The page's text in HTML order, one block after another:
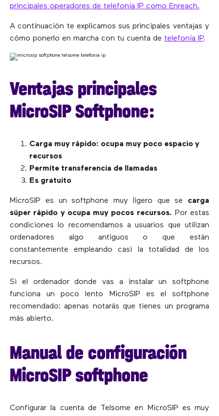
principales operadores de telefonía IP como Enreach.
A continuación te explicamos sus principales ventajas y
cómo ponerlo en marcha con tu cuenta de telefonía IP.
Ventajas principales
MicroSIP Softphone:
Carga muy rápido: ocupa muy poco espacio y
recursos
Permite transferencia de llamadas
Es gratuito
MicroSIP es un softphone muy ligero que se carga
súper rápido y ocupa muy pocos recursos. Por estas
condiciones lo recomendamos a usuarios que utilizan
ordenadores algo antiguos o que están
constantemente empleando casi la totalidad de los
recursos.
Si el ordenador donde vas a instalar un softphone
funciona un poco lento MicroSIP es el softphone
recomendado: apenas notarás que tienes un programa
más abierto.
Manual de configuración
MicroSIP softphone
Configurar la cuenta de Telsome en MicroSIP es muy